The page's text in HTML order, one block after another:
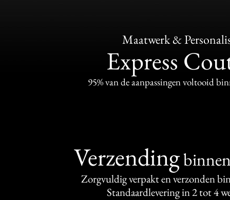
Maatwerk &
Express
95% van de aanpassingen voltooid
Verzending
Zorgvuldig verpakt en verzonden
Standaardlevering in 2 tot 4